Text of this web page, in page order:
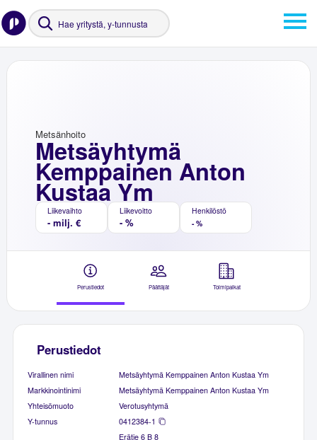
Metsäyhtymä
Kemppainen Anton
Kustaa Ym
Metsänhoito
Liikevaihto
- milj. €
Liikevoitto
- %
Henkilöstö
- %
Perustiedot Päättäjät Toimipaikat
Perustiedot
Virallinen nimi
Metsäyhtymä Kemppainen Anton Kustaa Ym
Markkinointinimi
Metsäyhtymä Kemppainen Anton Kustaa Ym
Yhteisömuoto
Verotusyhtymä
Y-tunnus
0412384-1
Erätie 6 B 8